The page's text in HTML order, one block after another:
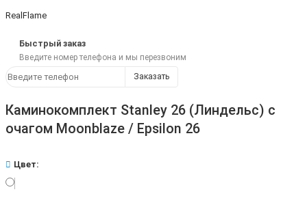
RealFlame
Быстрый заказ
Введите номер телефона и мы перезвоним
Заказать
Каминокомплект Stanley 26 (Линдельс) с
очагом Moonblaze / Epsilon 26
Цвет: